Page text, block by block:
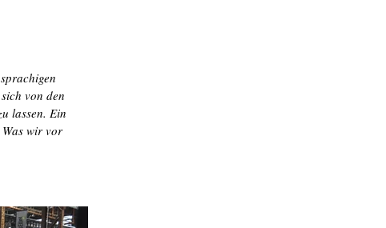
von den
lassen. Ein
wir vor